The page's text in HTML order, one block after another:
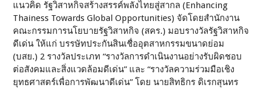
แนวคิด รัฐวิสาหกิจสร้างสรรค์พลังไทยสู่สากล (Enhancing
Thainess Towards Global Opportunities) จัดโดยสำนักงาน
คณะกรรมการนโยบายรัฐวิสาหกิจ (สคร.) มอบรางวัลรัฐวิสาหกิจ
ดีเด่น ให้แก่ บรรษัทประกันสินเชื่ออุตสาหกรรมขนาดย่อม
(บสย.) 2 รางวัลประเภท “รางวัลการดำเนินงานอย่างรับผิดชอบ
ต่อสังคมและสิ่งแวดล้อมดีเด่น” และ “รางวัลความร่วมมือเชิง
ยุทธศาสตร์เพื่อการพัฒนาดีเด่น” โดย นายสิทธิกร ดิเรกสุนทร